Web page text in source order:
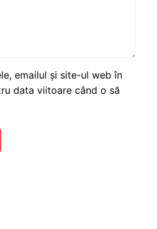
emailul și site-ul web în
data viitoare când o să